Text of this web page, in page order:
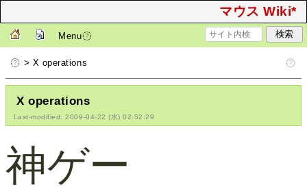
マウス Wiki*
Menu
> X operations
X operations
Last-modified: 2009-04-22 (水) 02:52:29
神ゲー